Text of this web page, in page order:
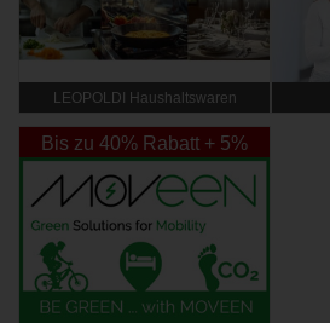
LEOPOLDI Haushaltswaren
Bis zu 40% Rabatt + 5%
Rabatt Extra